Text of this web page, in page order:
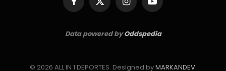
Facebook
X
(Twitter)
InstagramYouTube
Data powered byOddspedia
© 2026 ALL IN 1 DEPORTES. Designed byMARKANDEV.